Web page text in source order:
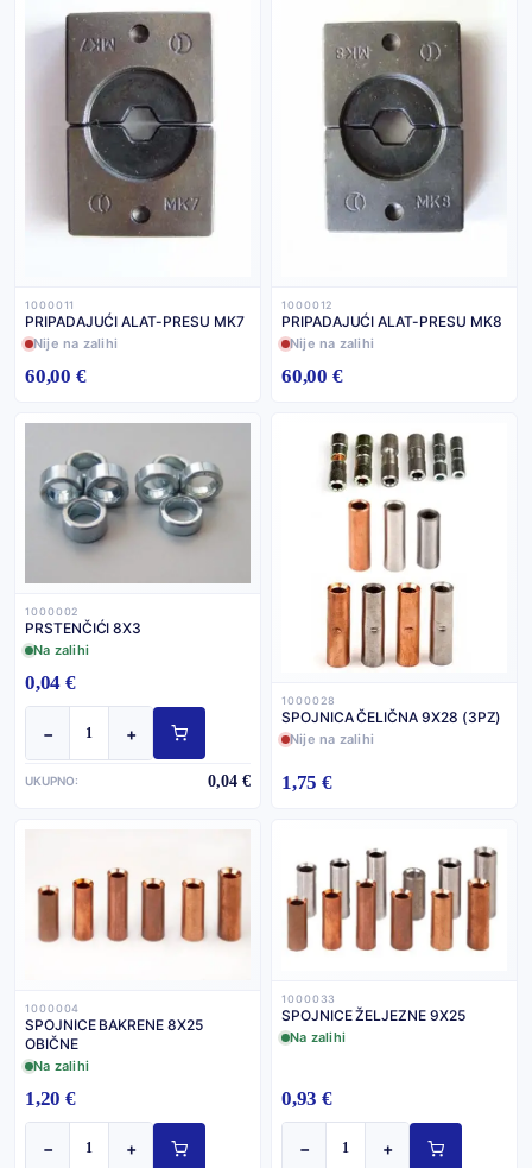
1000011
PRIPADAJUĆI ALAT-PRESU MK7
Nije na zalihi
60,00 €
1000012
PRIPADAJUĆI ALAT-PRESU MK8
Nije na zalihi
60,00 €
1000002
PRSTENČIĆI 8X3
Na zalihi
0,04 €
− +
UKUPNO: 0,04 €
1000028
SPOJNICA ČELIČNA 9X28 (3PZ)
Nije na zalihi
1,75 €
1000004
SPOJNICE BAKRENE 8X25
OBIČNE
Na zalihi
1,20 €
− +
1000033
SPOJNICE ŽELJEZNE 9X25
Na zalihi
0,93 €
− +